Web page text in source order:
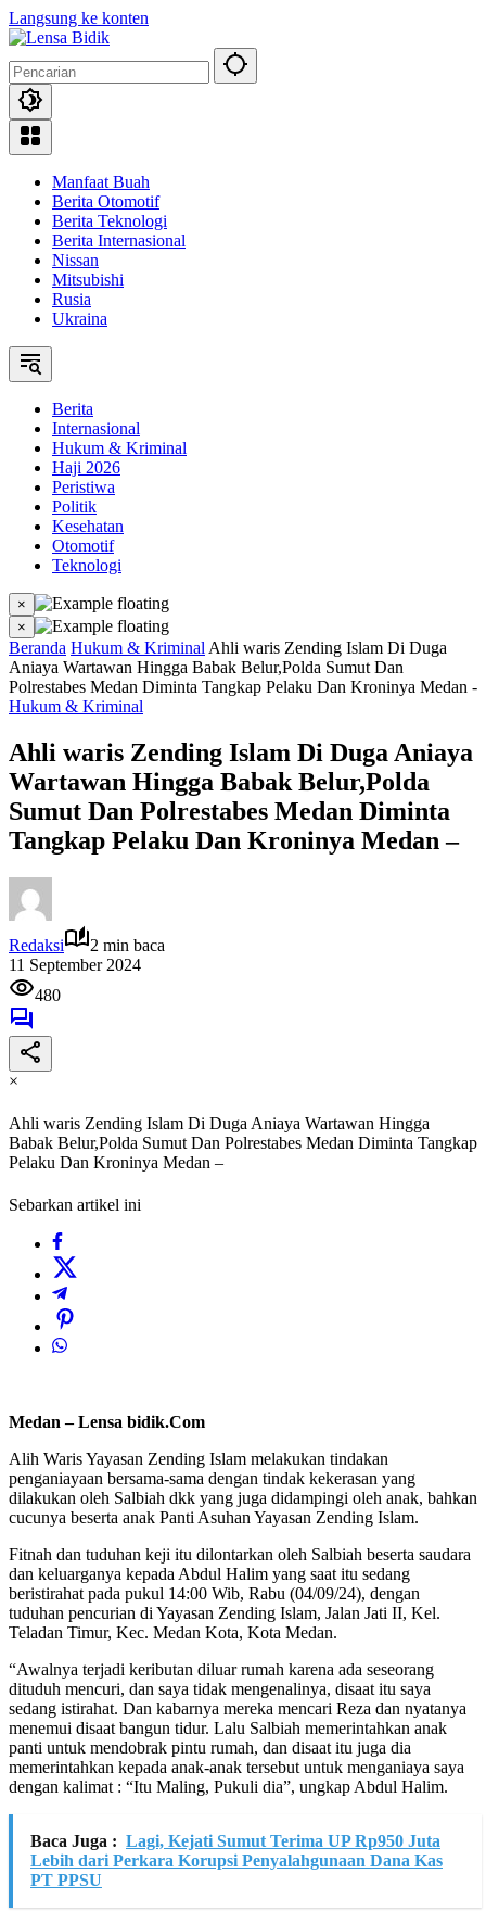
Langsung ke konten
Manfaat Buah
Berita Otomotif
Berita Teknologi
Berita Internasional
Nissan
Mitsubishi
Rusia
Ukraina
Berita
Internasional
Hukum & Kriminal
Haji 2026
Peristiwa
Politik
Kesehatan
Otomotif
Teknologi
×
×
Beranda Hukum & Kriminal Ahli waris Zending Islam Di Duga
Aniaya Wartawan Hingga Babak Belur,Polda Sumut Dan
Polrestabes Medan Diminta Tangkap Pelaku Dan Kroninya Medan -
Hukum & Kriminal
Ahli waris Zending Islam Di Duga Aniaya
Wartawan Hingga Babak Belur,Polda
Sumut Dan Polrestabes Medan Diminta
Tangkap Pelaku Dan Kroninya Medan –
Redaksi
2 min baca
11 September 2024
480
×
Ahli waris Zending Islam Di Duga Aniaya Wartawan Hingga
Babak Belur,Polda Sumut Dan Polrestabes Medan Diminta Tangkap
Pelaku Dan Kroninya Medan –
Sebarkan artikel ini
Medan – Lensa bidik.Com
Alih Waris Yayasan Zending Islam melakukan tindakan
penganiayaan bersama-sama dengan tindak kekerasan yang
dilakukan oleh Salbiah dkk yang juga didampingi oleh anak, bahkan
cucunya beserta anak Panti Asuhan Yayasan Zending Islam.
Fitnah dan tuduhan keji itu dilontarkan oleh Salbiah beserta saudara
dan keluarganya kepada Abdul Halim yang saat itu sedang
beristirahat pada pukul 14:00 Wib, Rabu (04/09/24), dengan
tuduhan pencurian di Yayasan Zending Islam, Jalan Jati II, Kel.
Teladan Timur, Kec. Medan Kota, Kota Medan.
“Awalnya terjadi keributan diluar rumah karena ada seseorang
dituduh mencuri, dan saya tidak mengenalinya, disaat itu saya
sedang istirahat. Dan kabarnya mereka mencari Reza dan nyatanya
menemui disaat bangun tidur. Lalu Salbiah memerintahkan anak
panti untuk mendobrak pintu rumah, dan disaat itu juga dia
memerintahkan kepada anak-anak tersebut untuk menganiaya saya
dengan kalimat : “Itu Maling, Pukuli dia”, ungkap Abdul Halim.
Baca Juga : Lagi, Kejati Sumut Terima UP Rp950 Juta
Lebih dari Perkara Korupsi Penyalahgunaan Dana Kas
PT PPSU